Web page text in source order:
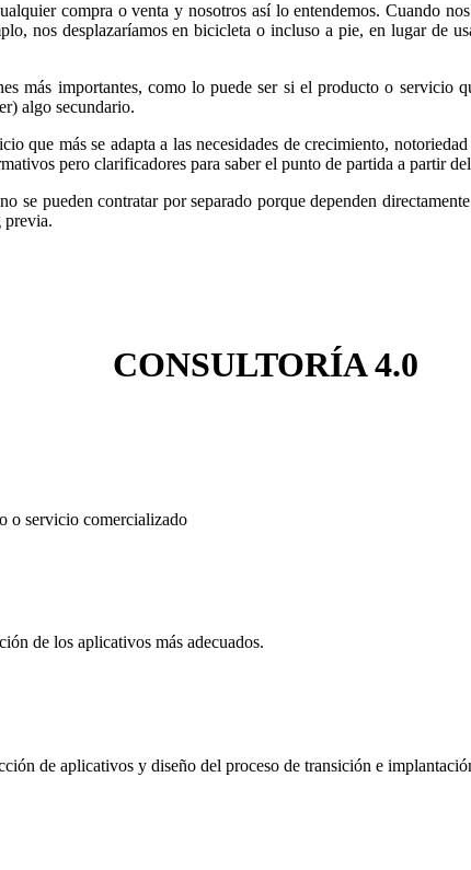
compra o venta y nosotros así lo entendemos. Cuando
nos desplazaríamos en bicicleta o incluso a pie, en lugar de
más importantes, como lo puede ser si el producto o servicio
algo secundario.
que más se adapta a las necesidades de crecimiento,
pero clarificadores para saber el punto de partida a partir
se pueden contratar por separado porque dependen
previa.
CONSULTORÍA 4.0
o servicio comercializado
de los aplicativos más adecuados.
de aplicativos y diseño del proceso de transición e